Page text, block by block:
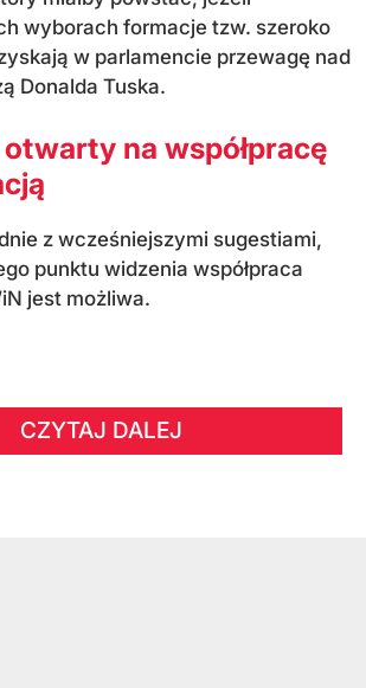
wyborach formacje tzw. szeroko
w parlamencie przewagę nad
Donalda Tuska.
na współpracę
z wcześniejszymi sugestiami,
punktu widzenia współpraca
jest możliwa.
CZYTAJ DALEJ